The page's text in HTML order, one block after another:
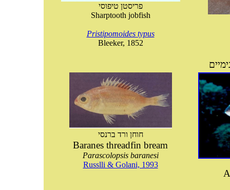
פריסטן טיפוסי
Sharptooth jobfish
Pristipomoides typus
Bleeker, 1852
חוחן ורד ברנסי
Baranes threadfin bream
Parascolopsis baranesi
Russlli & Golani, 1993